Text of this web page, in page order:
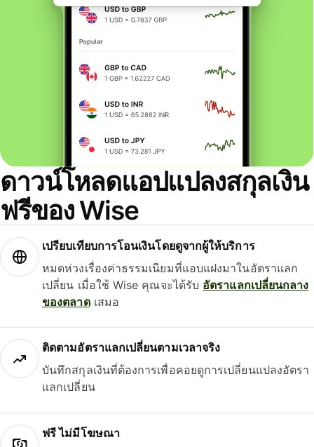
ดาวน์โหลดแอปแปลงสกุลเงิน
ฟรีของ Wise
เปรียบเทียบการโอนเงินโดยดูจากผู้ให้บริการ
หมดห่วงเรื่องค่าธรรมเนียมที่แอบแฝงมาในอัตราแลก
เปลี่ยน เมื่อใช้ Wise คุณจะได้รับ อัตราแลกเปลี่ยนกลาง
ของตลาดเสมอ
ติดตามอัตราแลกเปลี่ยนตามเวลาจริง
บันทึกสกุลเงินที่ต้องการเพื่อคอยดูการเปลี่ยนแปลงอัตรา
แลกเปลี่ยน
ฟรี ไม่มีโฆษณา